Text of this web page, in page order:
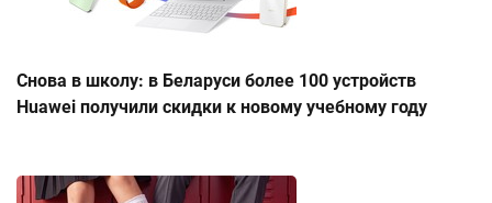
Снова в школу: в Беларуси более 100 устройств
Huawei получили скидки к новому учебному году